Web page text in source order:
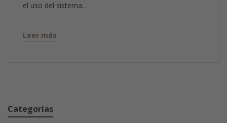
el uso del sistema…
Leer más
Categorías